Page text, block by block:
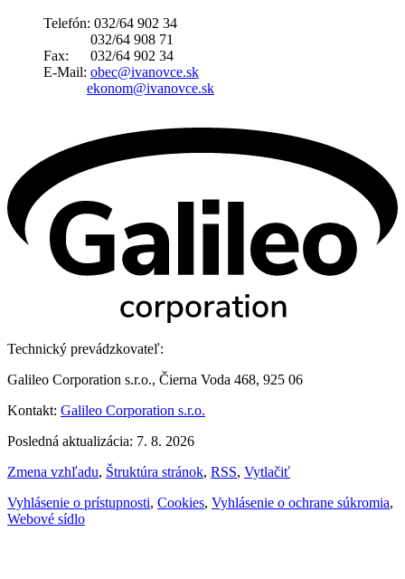
Telefón: 032/64 902 34
032/64 908 71
Fax: 032/64 902 34
E-Mail: obec@ivanovce.sk
ekonom@ivanovce.sk
Technický prevádzkovateľ:
Galileo Corporation s.r.o., Čierna Voda 468, 925 06
Kontakt: Galileo Corporation s.r.o.
Posledná aktualizácia: 7. 8. 2026
Zmena vzhľadu, Štruktúra stránok, RSS, Vytlačiť
Vyhlásenie o prístupnosti, Cookies, Vyhlásenie o ochrane súkromia,
Webové sídlo